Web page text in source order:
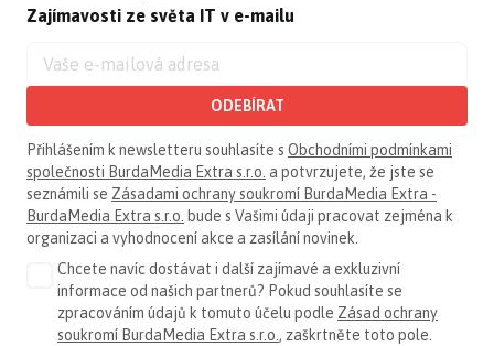
Zajímavosti ze světa IT v e-mailu
ODEBÍRAT
Přihlášením k newsletteru souhlasíte s Obchodními podmínkami
společnosti BurdaMedia Extra s.r.o. a potvrzujete, že jste se
seznámili se Zásadami ochrany soukromí BurdaMedia Extra -
BurdaMedia Extra s.r.o. bude s Vašimi údaji pracovat zejména k
organizaci a vyhodnocení akce a zasílání novinek.
Chcete navíc dostávat i další zajímavé a exkluzivní
informace od našich partnerů? Pokud souhlasíte se
zpracováním údajů k tomuto účelu podle Zásad ochrany
soukromí BurdaMedia Extra s.r.o. , zaškrtněte toto pole.